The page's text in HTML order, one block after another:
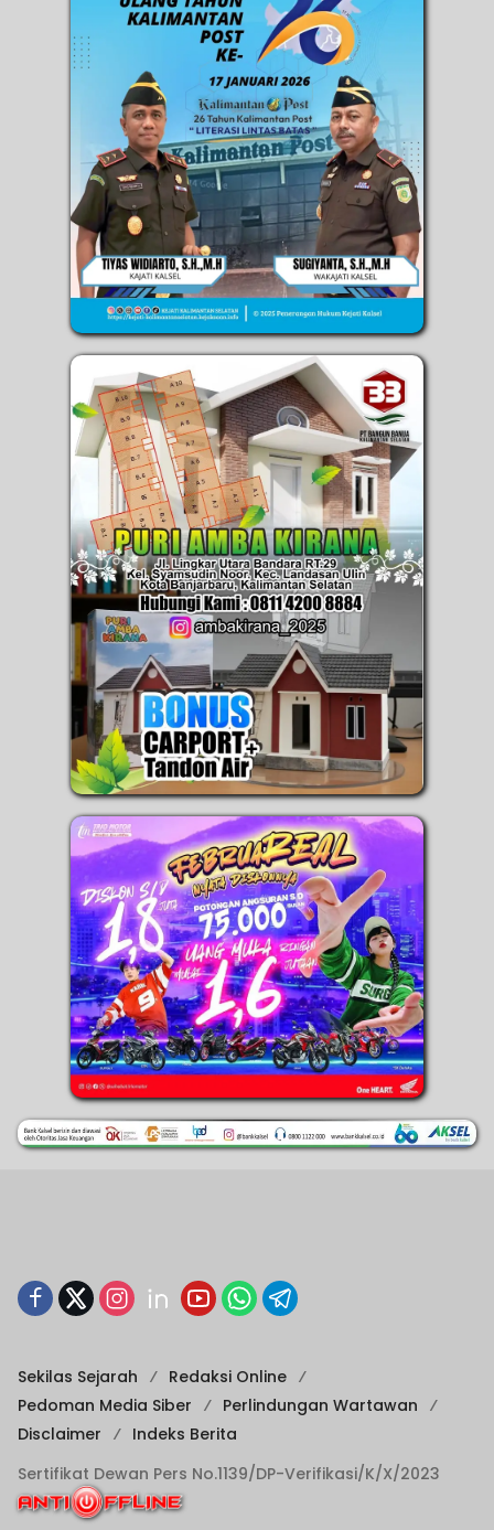
Sekilas Sejarah
Redaksi Online
Pedoman Media Siber
Perlindungan Wartawan
Disclaimer
Indeks Berita
Sertifikat Dewan Pers No.1139/DP-Verifikasi/K/X/2023